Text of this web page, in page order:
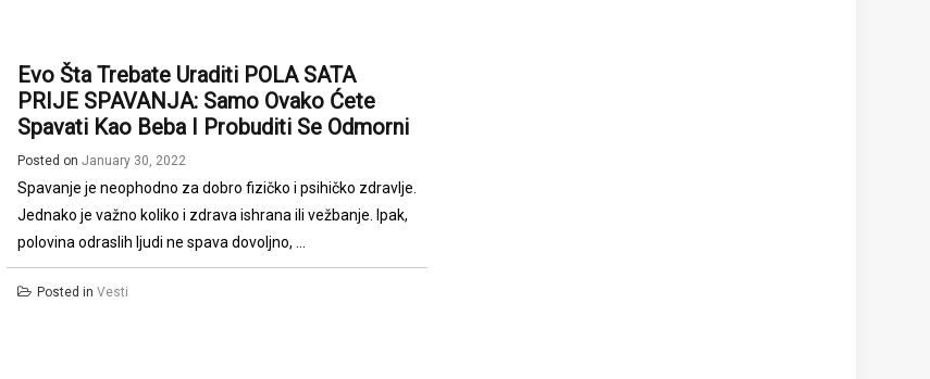
Evo Šta Trebate Uraditi POLA SATA
PRIJE SPAVANJA: Samo Ovako Ćete
Spavati Kao Beba I Probuditi Se Odmorni
Posted onJanuary 30, 2022
Spavanje je neophodno za dobro fizičko i psihičko zdravlje.
Jednako je važno koliko i zdrava ishrana ili vežbanje. Ipak,
polovina odraslih ljudi ne spava dovoljno, ...
Posted inVesti